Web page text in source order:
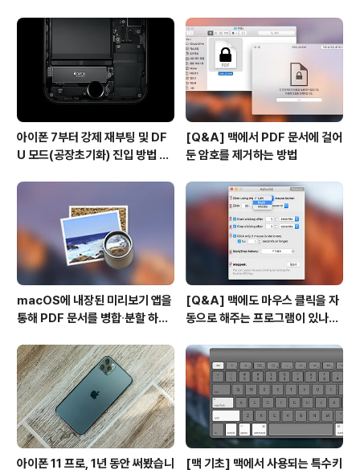
아이폰 7부터 강제 재부팅 및 DF
U 모드(공장초기화) 진입 방법 변
[Q&A] 맥에서 PDF 문서에 걸어
둔 암호를 제거하는 방법
macOS에 내장된 미리보기 앱을
통해 PDF 문서를 병합∙분할 하는
[Q&A] 맥에도 마우스 클릭을 자
동으로 해주는 프로그램이 있나
아이폰 11 프로, 1년 동안 써봤습니 [맥 기초] 맥에서 사용되는 특수키